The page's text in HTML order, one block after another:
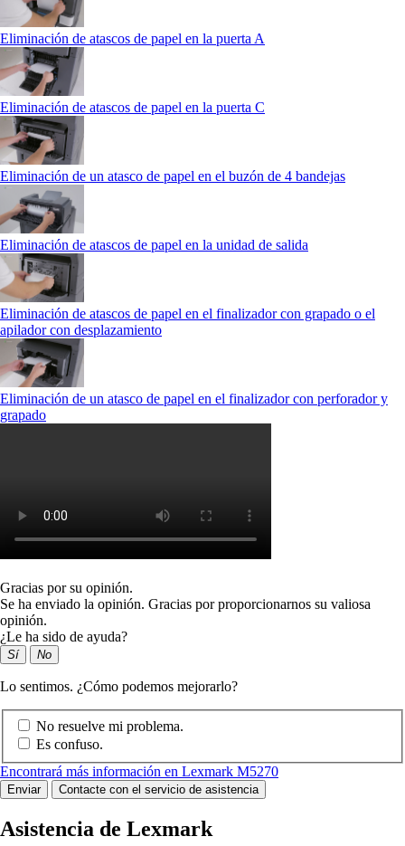
Eliminación de atascos de papel en la puerta A
Eliminación de atascos de papel en la puerta C
Eliminación de un atasco de papel en el buzón de 4 bandejas
Eliminación de atascos de papel en la unidad de salida
Eliminación de atascos de papel en el finalizador con grapado o el
apilador con desplazamiento
Eliminación de un atasco de papel en el finalizador con perforador y
grapado
Gracias por su opinión.
Se ha enviado la opinión. Gracias por proporcionarnos su valiosa
opinión.
¿Le ha sido de ayuda?
Sí No
Lo sentimos. ¿Cómo podemos mejorarlo?
No resuelve mi problema.
Es confuso.
Encontrará más información en Lexmark M5270
Enviar Contacte con el servicio de asistencia
Asistencia de Lexmark